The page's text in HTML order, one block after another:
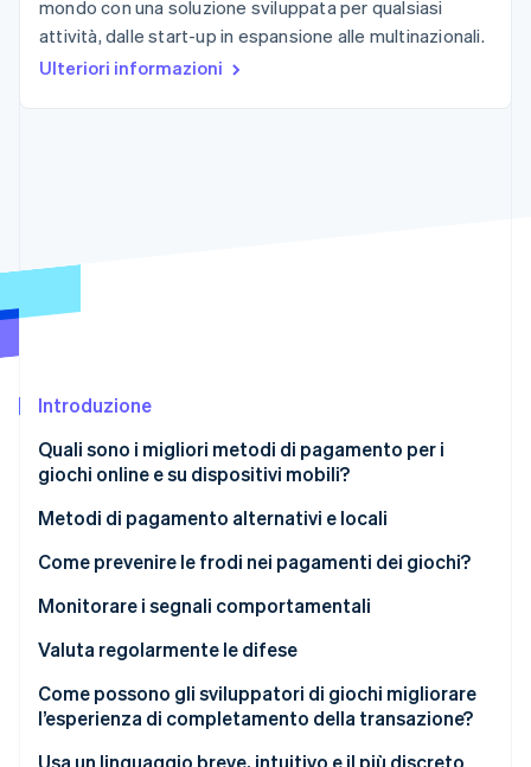
Radar
Prevenzione delle frodi
Costituzione di start-up
Guarda ora
Ecosistema
Partner
mondo con una soluzione sviluppata per qualsiasi
attività, dalle start-up in espansione alle multinazionali.
Ulteriori informazioni
Introduzione
Quali sono i migliori metodi di pagamento per i
giochi online e su dispositivi mobili?
Carte di credito e di debito
Wallet e pagamenti da dispositivi mobili
Metodi di pagamento alternativi e locali
Criptovalute
Come prevenire le frodi nei pagamenti dei giochi?
Scegliere strumenti che apprendono in tempo reale
Utilizza l’autenticazione in modo strategico.
Non salvare i dati delle carte.
Monitorare i segnali comportamentali
Valuta regolarmente le difese
Rispondi a qualsiasi contestazione
Come possono gli sviluppatori di giochi migliorare
l’esperienza di completamento della transazione?